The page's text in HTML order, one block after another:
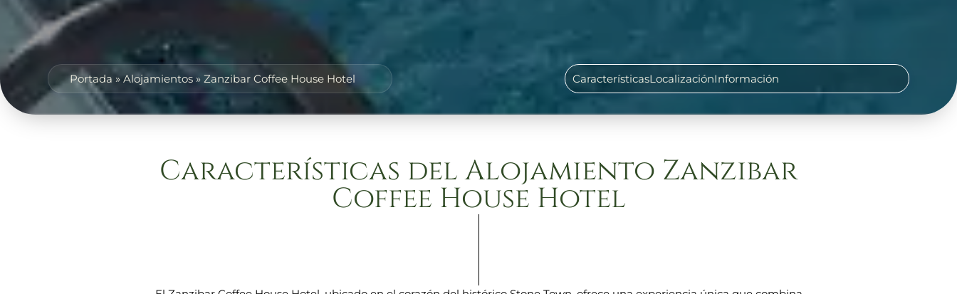
Portada »Alojamientos »Zanzibar Coffee House Hotel CaracterísticasLocalizaciónInformación
Características del Alojamiento Zanzibar
Coffee House Hotel